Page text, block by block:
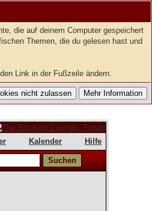
die auf deinem Computer gespeichert
Themen, die du gelesen hast und
Link in der Fußzeile ändern.
Kalender Hilfe